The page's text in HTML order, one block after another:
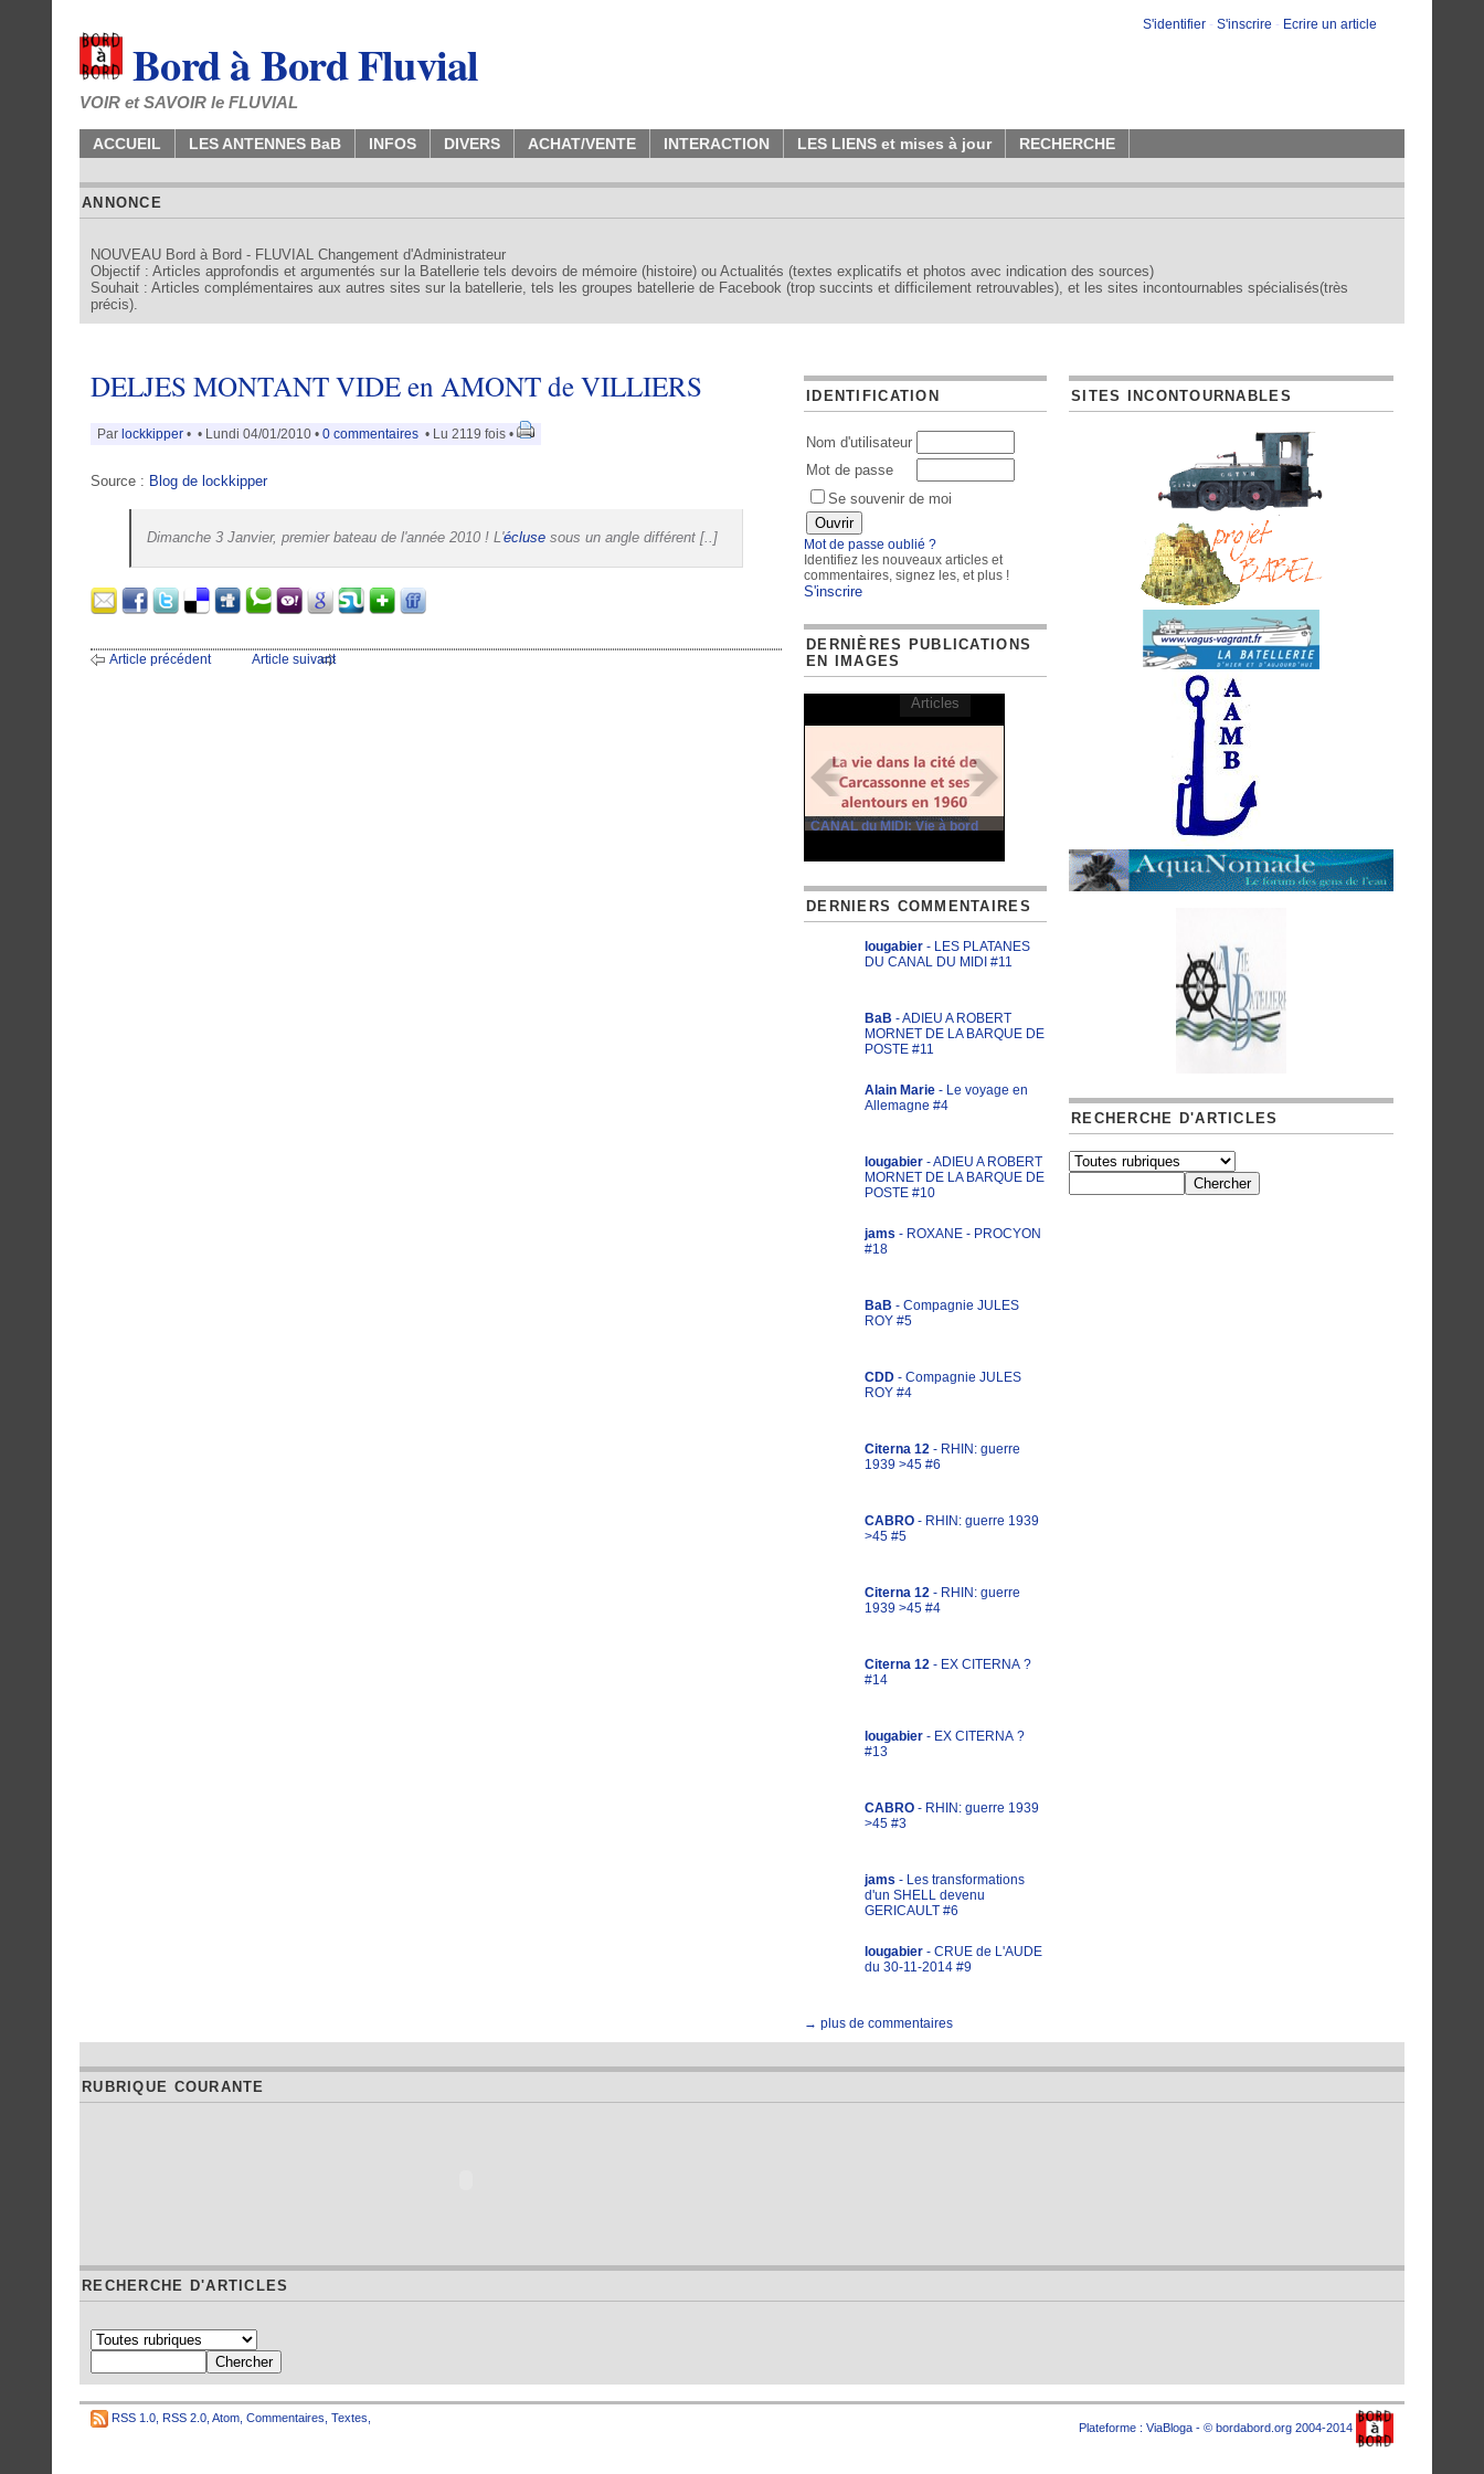
S'identifier - S'inscrire - Ecrire un article
Bord à Bord Fluvial
VOIR et SAVOIR le FLUVIAL
ACCUEIL LES ANTENNES BaB INFOS DIVERS ACHAT/VENTE INTERACTION LES LIENS et mises à jour RECHERCHE
ANNONCE
NOUVEAU Bord à Bord - FLUVIAL Changement d'Administrateur
Objectif : Articles approfondis et argumentés sur la Batellerie tels devoirs de mémoire (histoire) ou Actualités (textes explicatifs et photos avec indication des sources)
Souhait : Articles complémentaires aux autres sites sur la batellerie, tels les groupes batellerie de Facebook (trop succints et difficilement retrouvables), et les sites incontournables spécialisés(très
précis).
DELJES MONTANT VIDE en AMONT de VILLIERS
Par lockkipper • • Lundi 04/01/2010 • 0 commentaires • Lu 2119 fois •
Source : Blog de lockkipper
Dimanche 3 Janvier, premier bateau de l'année 2010 ! L'écluse sous un angle différent [..]
Article précédent Article suivant
IDENTIFICATION
Nom d'utilisateur
Mot de passe
Se souvenir de moi
Mot de passe oublié ?
Identifiez les nouveaux articles et
commentaires, signez les, et plus !
S'inscrire
DERNIÈRES PUBLICATIONS
EN IMAGES
CANAL du MIDI: Vie à bord
Articles
DERNIERS COMMENTAIRES
lougabier - LES PLATANES
DU CANAL DU MIDI #11
BaB - ADIEU A ROBERT
MORNET DE LA BARQUE DE
POSTE #11
Alain Marie - Le voyage en
Allemagne #4
lougabier - ADIEU A ROBERT
MORNET DE LA BARQUE DE
POSTE #10
jams - ROXANE - PROCYON
#18
BaB - Compagnie JULES
ROY #5
CDD - Compagnie JULES
ROY #4
Citerna 12 - RHIN: guerre
1939 >45 #6
CABRO - RHIN: guerre 1939
>45 #5
Citerna 12 - RHIN: guerre
1939 >45 #4
Citerna 12 - EX CITERNA ?
#14
lougabier - EX CITERNA ?
#13
CABRO - RHIN: guerre 1939
>45 #3
jams - Les transformations
d'un SHELL devenu
GERICAULT #6
lougabier - CRUE de L'AUDE
du 30-11-2014 #9
→ plus de commentaires
SITES INCONTOURNABLES
RECHERCHE D'ARTICLES
RUBRIQUE COURANTE
RECHERCHE D'ARTICLES
RSS 1.0 RSS 2.0 Atom Commentaires Textes
Plateforme : ViaBloga - © bordabord.org 2004-2014